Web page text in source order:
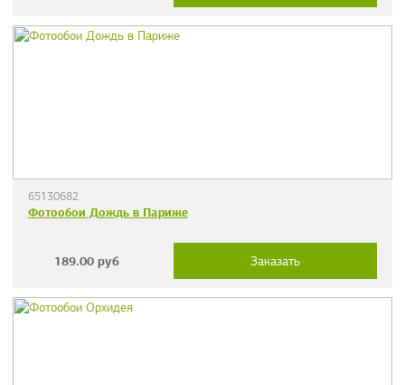
65130682
Фотообои Дождь в Париже
189.00 руб Заказать